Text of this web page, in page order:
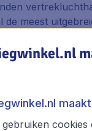
meest
vertrek op een
en
vliegticket
weet vind je
gebruiken